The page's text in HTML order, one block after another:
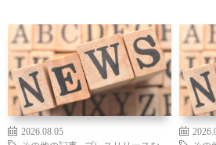
2026.08.05